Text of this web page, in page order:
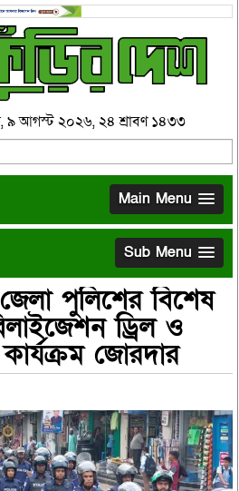
৯ আগস্ট ২০২৬, ২৪ শ্রাবণ ১৪৩৩
Main Menu
Sub Menu
পুলিশের বিশেষ
ড্রিল ও
জোরদার